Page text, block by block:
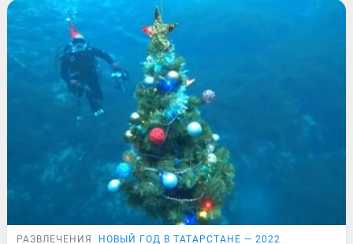
РАЗВЛЕЧЕНИЯ НОВЫЙ ГОД В ТАТАРСТАНЕ — 2022